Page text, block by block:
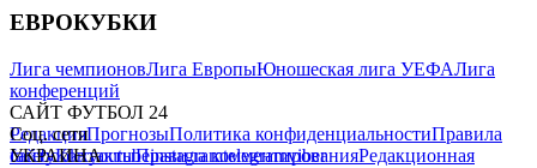
ЕВРОКУБКИ
Лига чемпионовЛига ЕвропыЮношеская лига УЕФАЛига
конференций
САЙТ ФУТБОЛ 24
РедакцияПрогнозыПолитика конфиденциальностиПравила
сайтуКонтактыПравила комментированияРедакционная
Соц. сети
facebookxyoutubeinstagramtelegramviber
УКРАИНА